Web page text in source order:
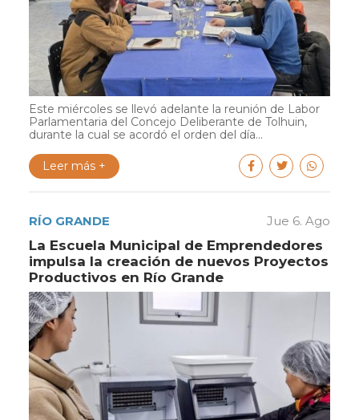
Este miércoles se llevó adelante la reunión de Labor
Parlamentaria del Concejo Deliberante de Tolhuin,
durante la cual se acordó el orden del día...
Leer más +
RÍO GRANDE Jue 6. Ago
La Escuela Municipal de Emprendedores
impulsa la creación de nuevos Proyectos
Productivos en Río Grande